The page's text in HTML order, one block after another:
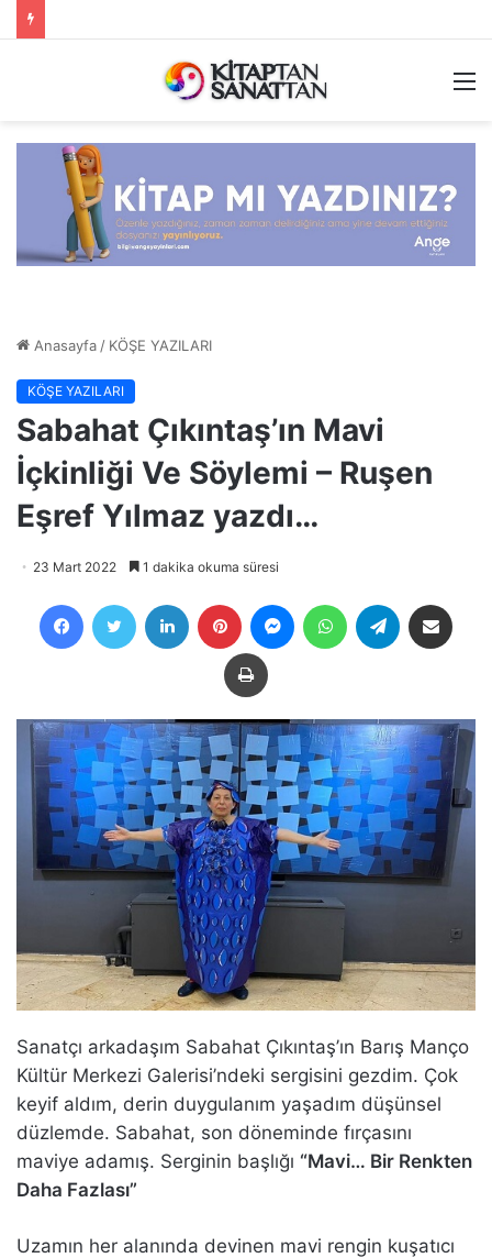
Anasayfa / KÖŞE YAZILARI
KÖŞE YAZILARI
Sabahat Çıkıntaş’ın Mavi
İçkinliği Ve Söylemi – Ruşen
Eşref Yılmaz yazdı…
23 Mart 2022 1 dakika okuma süresi
FacebookTwitter LinkedIn Pinterest MessengerWhatsAppTelegram
Yazdır
Sanatçı arkadaşım Sabahat Çıkıntaş’ın Barış Manço
Kültür Merkezi Galerisi’ndeki sergisini gezdim. Çok
keyif aldım, derin duygulanım yaşadım düşünsel
düzlemde. Sabahat, son döneminde fırçasını
maviye adamış. Serginin başlığı “Mavi… Bir Renkten
Daha Fazlası”
Uzamın her alanında devinen mavi rengin kuşatıcı